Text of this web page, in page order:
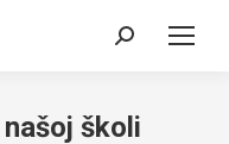
Search:
školi